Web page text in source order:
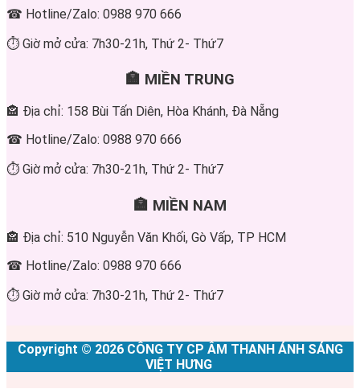
☎ Hotline/Zalo: 0988 970 666
⏱ Giờ mở cửa: 7h30-21h, Thứ 2- Thứ7
🏣 MIỀN TRUNG
🏤 Địa chỉ: 158 Bùi Tấn Diên, Hòa Khánh, Đà Nẵng
☎ Hotline/Zalo: 0988 970 666
⏱ Giờ mở cửa: 7h30-21h, Thứ 2- Thứ7
🏣 MIỀN NAM
🏤 Địa chỉ: 510 Nguyễn Văn Khối, Gò Vấp, TP HCM
☎ Hotline/Zalo: 0988 970 666
⏱ Giờ mở cửa: 7h30-21h, Thứ 2- Thứ7
Copyright © 2026 CÔNG TY CP ÂM THANH ÁNH SÁNG
VIỆT HƯNG